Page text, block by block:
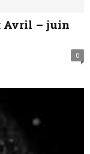
Avril – juin
0